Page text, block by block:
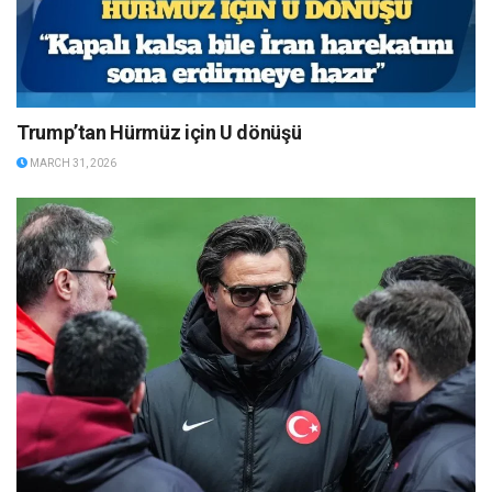
Trump’tan Hürmüz için U dönüşü
MARCH 31, 2026